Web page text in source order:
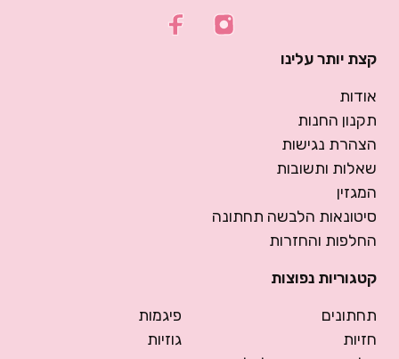
קצת יותר עלינו
אודות
תקנון החנות
הצהרת נגישות
שאלות ותשובות
המגזין
סיטונאות הלבשה תחתונה
החלפות והחזרות
קטגוריות נפוצות
תחתונים
חזיות
פיגמות
גוזיות